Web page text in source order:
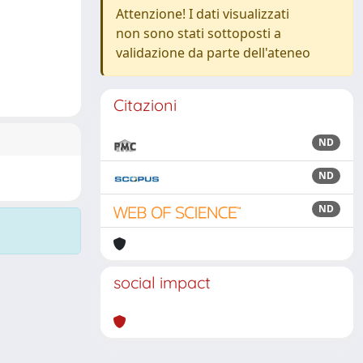
Attenzione! I dati visualizzati
non sono stati sottoposti a
validazione da parte dell'ateneo
Citazioni
ND
ND
ND
social impact